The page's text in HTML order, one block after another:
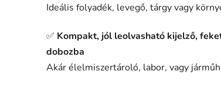
Ideális folyadék, levegő, tárgy vagy
✅ Kompakt, jól leolvasható kijelző,
dobozba
Akár élelmiszertároló, labor, vagy